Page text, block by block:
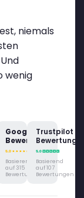
niemals
wenig
Google
Bewertung
Basierend
auf 315
Bewertungen
Trustpilot
Bewertung
Basierend
auf 107
Bewertungen